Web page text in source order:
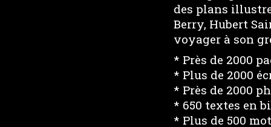
des plans
Berry, Hubert
voyager à son
* Près de 2000
* Plus de 2000
* Près de 2000
* 650 textes en
* Plus de 500